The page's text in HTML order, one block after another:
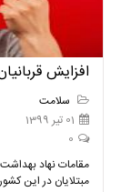
افزایش
سلامت
01 تیر 1399
0
مقامات نهاد
مبتلایان در این